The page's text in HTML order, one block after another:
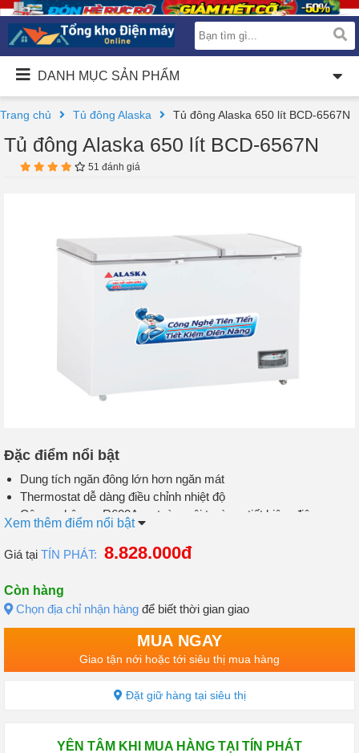
DANH MỤC SẢN PHẨM
Trang chủ Tủ đông Alaska Tủ đông Alaska 650 lít BCD-6567N
Tủ đông Alaska 650 lít BCD-6567N
51 đánh giá
Đặc điểm nổi bật
Dung tích ngăn đông lớn hơn ngăn mát
Thermostat dễ dàng điều chỉnh nhiệt độ
Công nghệ gas R600A an toàn môi trường, tiết kiệm điện
Lòng tủ nhôm không sơn, có khóa
Làm lạnh bằng compressor tiết kiệm điện năng
Form dày giúp giữ lạnh rất tốt
Xem thêm điểm nổi bật
Giá tại TÍN PHÁT: 8.828.000đ
Còn hàng
Chọn địa chỉ nhận hàng để biết thời gian giao
MUA NGAY
Giao tận nới hoặc tới siêu thị mua hàng
Đặt giữ hàng tại siêu thị
YÊN TÂM KHI MUA HÀNG TẠI TÍN PHÁT